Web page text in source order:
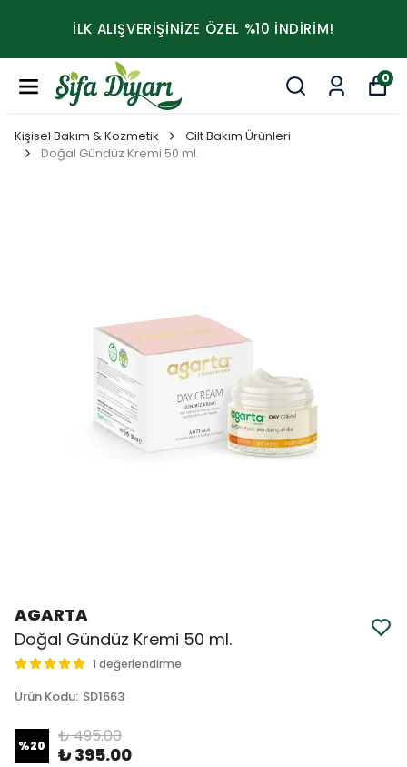
İLK ALIŞVERİŞİNİZE ÖZEL %10 İNDİRİM!
0
Kişisel Bakım & Kozmetik
Cilt Bakım Ürünleri
Doğal Gündüz Kremi 50 ml.
AGARTA
Doğal Gündüz Kremi 50 ml.
1 değerlendirme
Ürün Kodu: SD1663
%20 ₺ 495.00
₺ 395.00